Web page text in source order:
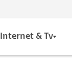
Internet & Tv